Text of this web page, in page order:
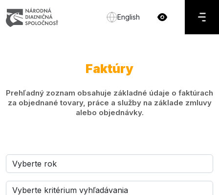
English
Faktúry
Prehľadný zoznam obsahuje základné údaje o faktúrach
za objednané tovary, práce a služby na základe zmluvy
alebo objednávky.